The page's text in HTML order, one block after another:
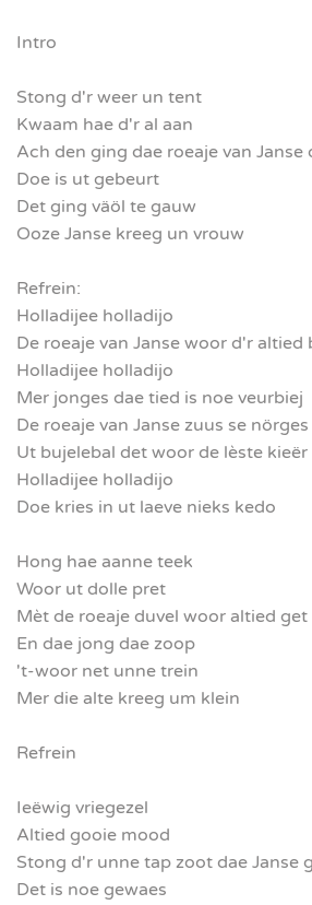
Intro
Stong d'r weer un tent
Kwaam hae d'r al aan
Ach den ging dae roeaje van Janse
Doe is ut gebeurt
Det ging väöl te gauw
Ooze Janse kreeg un vrouw
Refrein:
Holladijee holladijo
De roeaje van Janse woor d'r altied
Holladijee holladijo
Mer jonges dae tied is noe veurbiej
De roeaje van Janse zuus se
Ut bujelebal det woor de lèste kieër
Holladijee holladijo
Doe kries in ut laeve nieks kedo
Hong hae aanne teek
Woor ut dolle pret
Mèt de roeaje duvel woor altied get
En dae jong dae zoop
't-woor net unne trein
Mer die alte kreeg um klein
Refrein
Ieëwig vriegezel
Altied gooie mood
Stong d'r unne tap zoot dae Janse
Det is noe gewaes